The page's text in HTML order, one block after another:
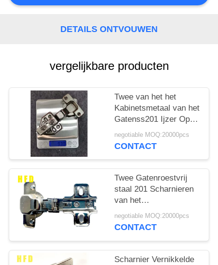
DETAILS ONTVOUWEN
vergelijkbare producten
Twee van het het
Kabinetsmetaal van het
Gatenss201 Ijzer Op
zwaar werk berekende
Opgepoetste de
negotiable MOQ:20000pcs
CONTACT
Twee Gatenroestvrij
staal 201 Scharnieren
van het
Bekledingskabinet
11.5mm Diepte
negotiable MOQ:20000pcs
CONTACT
Scharnier Vernikkelde